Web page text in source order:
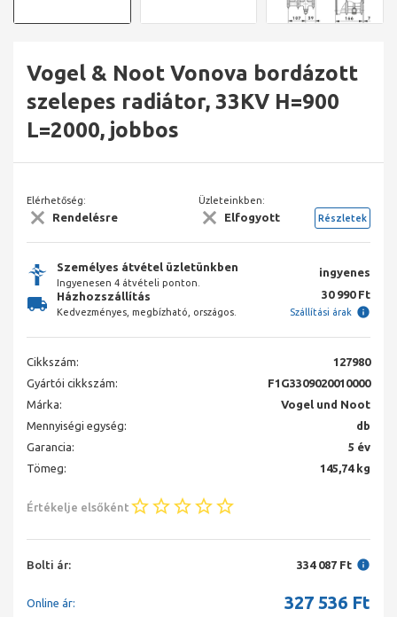
Vogel & Noot Vonova bordázott
szelepes radiátor, 33KV H=900
L=2000, jobbos
Elérhetőség:
Rendelésre
Üzleteinkben:
Elfogyott Részletek
Személyes átvétel üzletünkben
Ingyenesen 4 átvételi ponton.
ingyenes
Házhozszállítás
Kedvezményes, megbízható, országos.
30 990 Ft
Szállítási árak
Cikkszám:
127980
Gyártói cikkszám:
F1G3309020010000
Márka:
Vogel und Noot
Mennyiségi egység:
db
Garancia:
5 év
Tömeg:
145,74 kg
Értékelje elsőként
Bolti ár: 334 087 Ft
Online ár: 327 536 Ft